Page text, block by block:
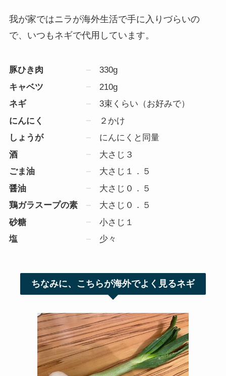
我が家ではニラが海外生活で手に入りづらいの
で、いつもネギで代用しています。
豚ひき肉
330g
キャベツ
210g
ネギ
3束くらい（お好みで）
にんにく
２かけ
しょうが
にんにくと同量
酒
大さじ３
ごま油
大さじ１．５
醤油
大さじ０．５
鶏ガラスープの素
大さじ０．５
砂糖
小さじ１
塩
少々
ちなみに、こちらが海外でよく見るネギ